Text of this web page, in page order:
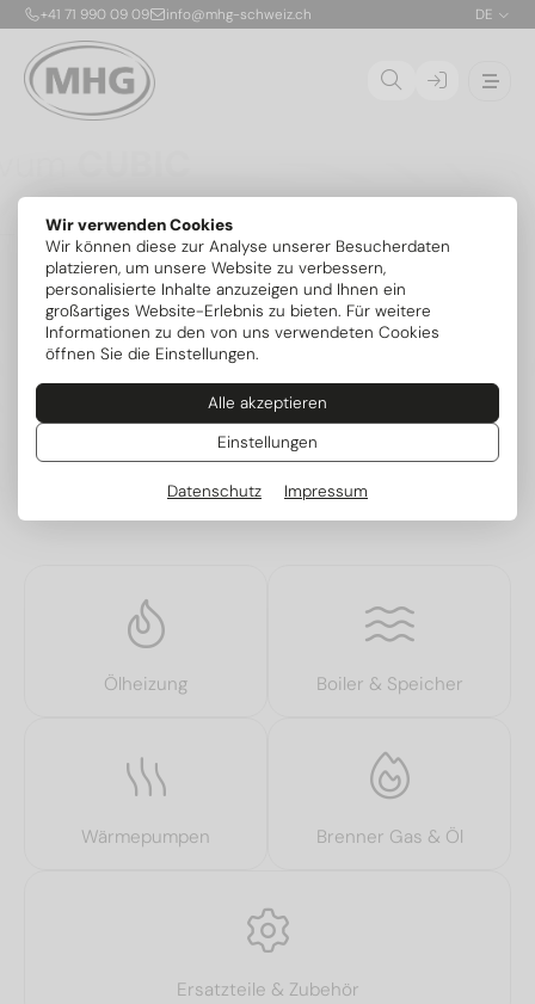
Wir verwenden Cookies
Wir können diese zur Analyse unserer Besucherdaten
platzieren, um unsere Website zu verbessern,
personalisierte Inhalte anzuzeigen und Ihnen ein
großartiges Website-Erlebnis zu bieten. Für weitere
Informationen zu den von uns verwendeten Cookies
öffnen Sie die Einstellungen.
Alle akzeptieren
Einstellungen
Datenschutz Impressum
+41 71 990 09 09 info@mhg-schweiz.ch DE
Die CUBIC ist die erste patentierte, stapelbare
Propan-Solewärmepumpe für die Aufstellung im
Gebäude. Dank nur 150 g Kältemittel R290 pro Modul
ist die sichere Innenaufstellung bis 54 kW ohne
zusätzliche Sicherheitsvorrichtungen möglich. Die
flexibel kombinierbaren Module mit je 6,8 kW lassen
sich exakt an den Bedarf anpassen und später
erweitern – mit serienmässig integrierter aktiver
Mehr zum Serienstart Weitere Modelle
Beliebte Kategorien
Ölheizung Boiler & Speicher
Wärmepumpen Brenner Gas & Öl
Ersatzteile & Zubehör